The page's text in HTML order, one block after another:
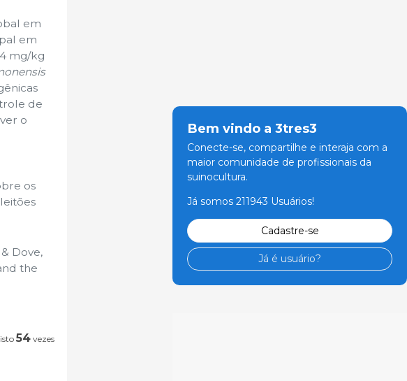
em
em
mg/kg
de
o
os
& Dove,
the
54 vezes
Bem vindo a 3tres3
Conecte-se, compartilhe e interaja com a
maior comunidade de profissionais da
suinocultura.
Já somos 211943 Usuários!
Cadastre-se
Já é usuário?